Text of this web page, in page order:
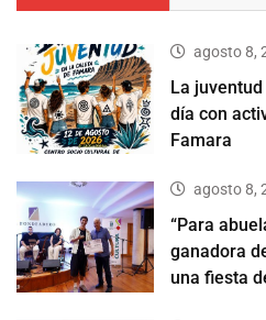
agosto 8,
La
día con
Famara
agosto 8,
“Para
ganadora
una fiesta